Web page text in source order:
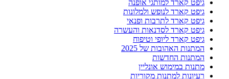
גיפט קארד למותגי אופנה
גיפט קארד לנופש ולמלונות
גיפט קארד לתרבות ופנאי
גיפט קארד לסדנאות והעשרה
גיפט קארד ליופי וטיפוח
המתנות האהובות של 2025
המתנות החדשות
מתנות במימוש אונליין
רעיונות למתנות מקוריות